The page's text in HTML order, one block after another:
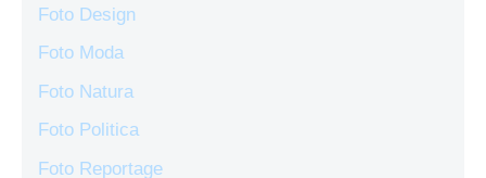
Foto Design
Foto Moda
Foto Natura
Foto Politica
Foto Reportage